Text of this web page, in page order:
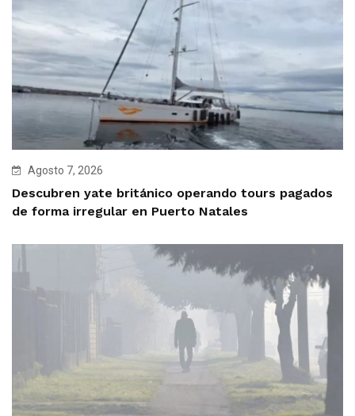
Agosto 7, 2026
Descubren yate británico operando tours pagados
de forma irregular en Puerto Natales